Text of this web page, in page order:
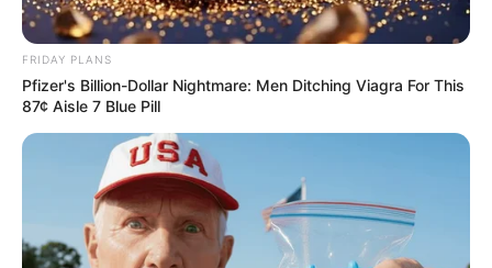
แนะนำ
ดูดวง
ดูเพิ่มเติม
FRIDAY PLANS
Pfizer's Billion-Dollar Nightmare: Men Ditching Viagra For This
87¢ Aisle 7 Blue Pill